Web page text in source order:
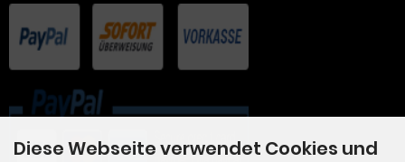
Diese Webseite verwendet Cookies und